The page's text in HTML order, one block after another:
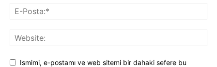
Ismimi, e-postamı ve web sitemi bir dahaki sefere bu